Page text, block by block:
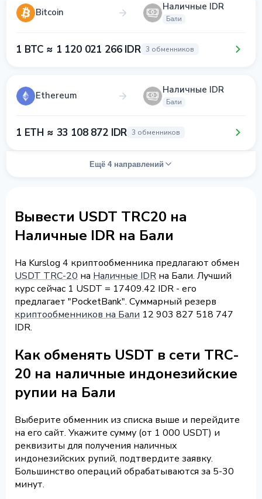
Bitcoin Наличные IDR
Бали
1 BTC ≈ 1 120 021 266 IDR 3 обменников
Ethereum Наличные IDR
Бали
1 ETH ≈ 33 108 872 IDR 3 обменников
Ещё 4 направлений
Вывести USDT TRC20 на
Наличные IDR на Бали
На Kurslog 4 криптообменника предлагают обмен
USDT TRC-20 на Наличные IDR на Бали. Лучший
курс сейчас 1 USDT = 17409.42 IDR - его
предлагает "PocketBank". Суммарный резерв
криптообменников на Бали 12 903 827 518 747
IDR.
Как обменять USDT в сети TRC-
20 на наличные индонезийские
рупии на Бали
Выберите обменник из списка выше и перейдите
на его сайт. Укажите сумму (от 1 000 USDT) и
реквизиты для получения наличных
индонезийских рупий, подтвердите заявку.
Большинство операций обрабатываются за 5-30
минут.